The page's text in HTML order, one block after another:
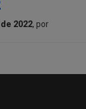
2022, por